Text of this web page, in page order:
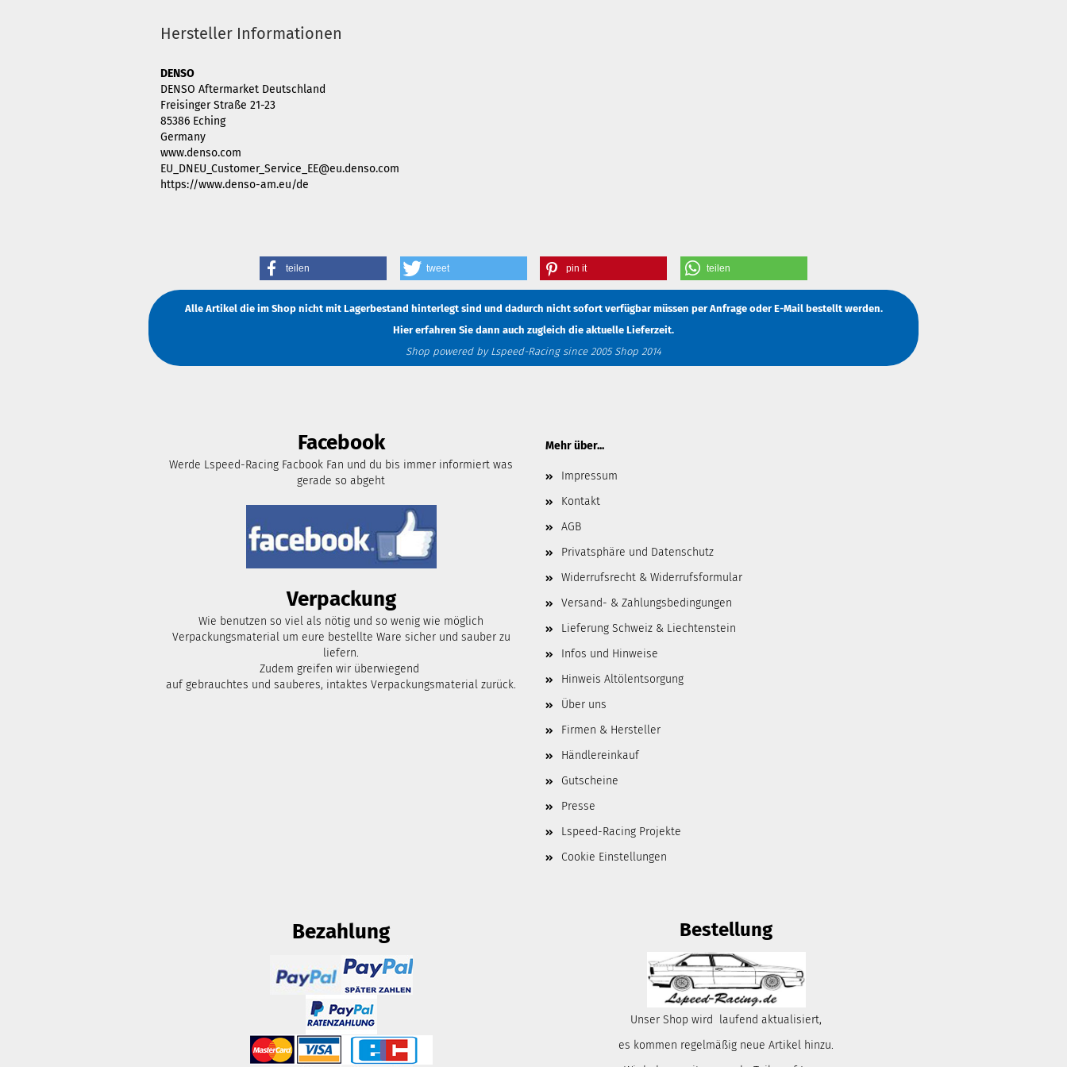
Hersteller Informationen
DENSO
DENSO Aftermarket Deutschland
Freisinger Straße 21-23
85386 Eching
Germany
www.denso.com
EU_DNEU_Customer_Service_EE@eu.denso.com
https://www.denso-am.eu/de
teilen tweet pin it teilen
Alle Artikel die im Shop nicht mit Lagerbestand hinterlegt sind und dadurch nicht sofort verfügbar müssen per AnfrageoderE-Mailbestellt werden.
Hier erfahren Sie dann auch zugleich die aktuelle Lieferzeit.
Shop powered by Lspeed-Racing since 2005 Shop 2014
Facebook
Werde Lspeed-Racing Facbook Fan und du bis immer informiert was
gerade so abgeht
Verpackung
Wie benutzen so viel als nötig und so wenig wie möglich
Verpackungsmaterial um eure bestellte Ware sicher und sauber zu
liefern.
Zudem greifen wir überwiegend
auf gebrauchtes und sauberes, intaktes Verpackungsmaterial zurück.
Mehr über...
Impressum
Kontakt
AGB
Privatsphäre und Datenschutz
Widerrufsrecht & Widerrufsformular
Versand- & Zahlungsbedingungen
Lieferung Schweiz & Liechtenstein
Infos und Hinweise
Hinweis Altölentsorgung
Über uns
Firmen & Hersteller
Händlereinkauf
Gutscheine
Presse
Lspeed-Racing Projekte
Cookie Einstellungen
Bezahlung Bestellung
Unser Shop wird laufend aktualisiert,
es kommen regelmäßig neue Artikel hinzu.